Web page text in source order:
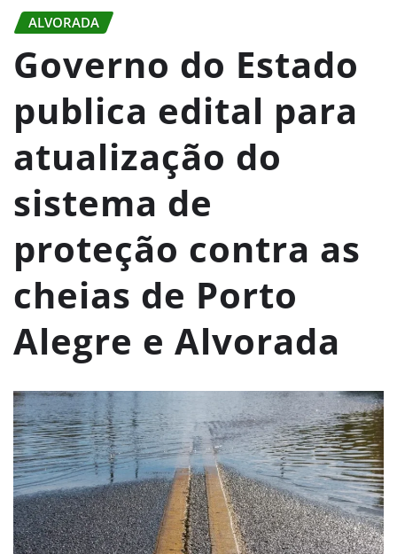
ALVORADA
Governo do Estado
publica edital para
atualização do
sistema de
proteção contra as
cheias de Porto
Alegre e Alvorada